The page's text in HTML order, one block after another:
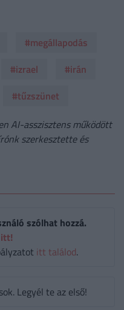
#megállapodás
#izrael
#irán
#tűzszünet
AI-asszisztens működött
szerkesztette és
szólhat hozzá.
itt találod.
Legyél te az első!